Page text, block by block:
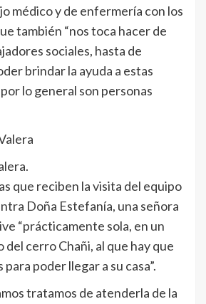
médico y de enfermería con los
también “nos toca hacer de
sociales, hasta de
brindar la ayuda a estas
lo general son personas
que reciben la visita del equipo
Doña Estefanía, una señora
“prácticamente sola, en un
del cerro Chañi, al que hay que
poder llegar a su casa”.
tratamos de atenderla de la